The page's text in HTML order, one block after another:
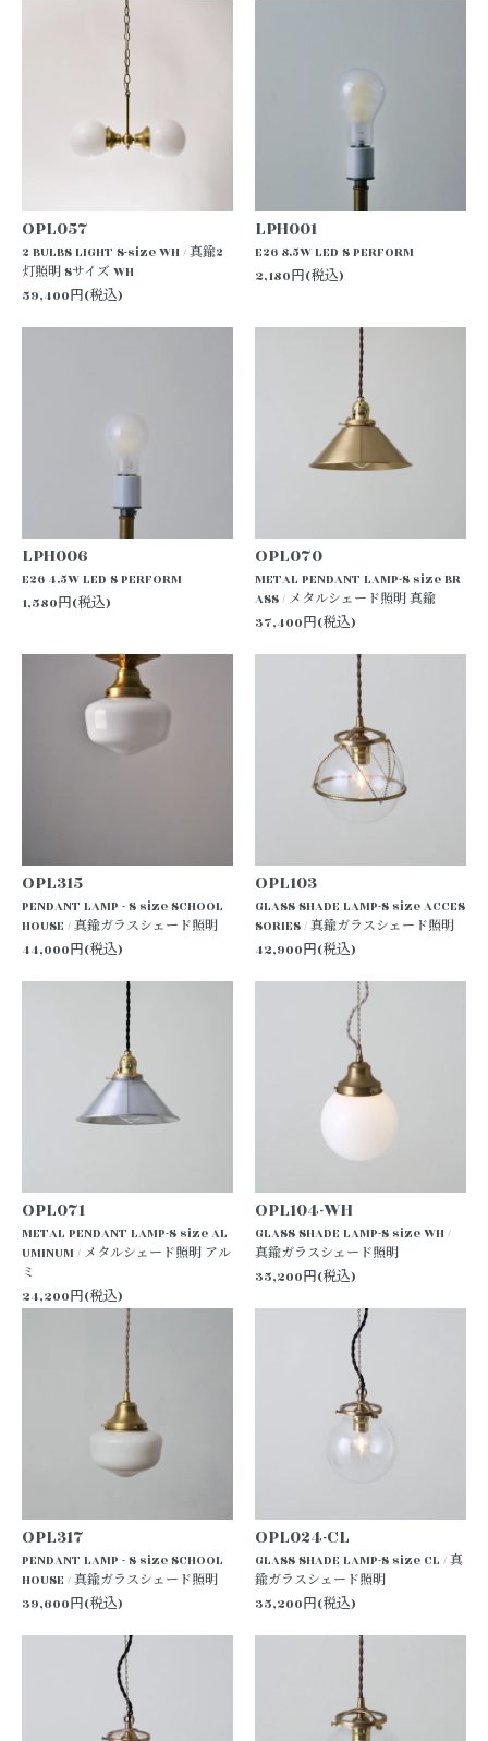
OPL057
2 BULBS LIGHT S-size WH / 真鍮2
灯照明 Sサイズ WH
59,400円(税込)
LPH001
E26 8.5W LED S PERFORM
2,180円(税込)
LPH006
E26 4.5W LED S PERFORM
1,580円(税込)
OPL070
METAL PENDANT LAMP-S size BR
ASS / メタルシェード照明 真鍮
37,400円(税込)
OPL315
PENDANT LAMP - S size SCHOOL
HOUSE / 真鍮ガラスシェード照明
44,000円(税込)
OPL103
GLASS SHADE LAMP-S size ACCES
SORIES / 真鍮ガラスシェード照明
42,900円(税込)
OPL071
METAL PENDANT LAMP-S size AL
UMINUM / メタルシェード照明 アル
ミ
24,200円(税込)
OPL104-WH
GLASS SHADE LAMP-S size WH /
真鍮ガラスシェード照明
35,200円(税込)
OPL317
PENDANT LAMP - S size SCHOOL
HOUSE / 真鍮ガラスシェード照明
39,600円(税込)
OPL024-CL
GLASS SHADE LAMP-S size CL / 真
鍮ガラスシェード照明
35,200円(税込)